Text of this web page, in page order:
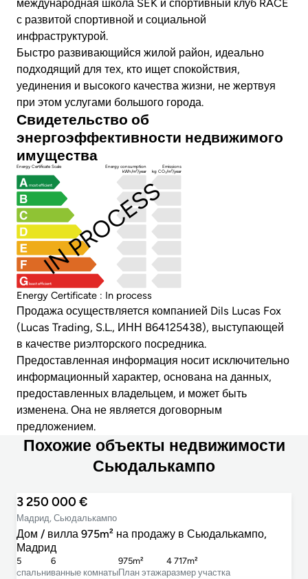
международная школа SEK и спортивный клуб RACE
с развитой спортивной и социальной
инфраструктурой.
Быстро развивающийся жилой район, идеально
подходящий для тех, кто ищет спокойствия,
уединения и высокого качества жизни, не жертвуя
при этом услугами большого города.
Свидетельство об
энергоэффективности недвижимого
имущества
Energy Certificate Scale
Energy consumption
kWh/m²/year
Emissions
kg CO₂/m²/year
most efficient
least efficient
IN PROCESS
Energy Certificate : In process
Продажа осуществляется компанией Dils Lucas Fox
(Lucas Trading, S.L., ИНН B64125438), выступающей
в качестве риэлторского посредника.
Предоставленная информация носит исключительно
информационный характер, основана на данных,
предоставленных владельцем, и может быть
изменена. Она не является договорным
предложением.
Похожие объекты недвижимости
Сьюдалькампо
3 250 000 €
Мадрид, Сьюдалькампо
Дом / вилла 975m² на продажу в Сьюдалькампо,
Мадрид
cпальни
5
ванные комнаты
6
План этажа
975m²
размер участка
4 717m²